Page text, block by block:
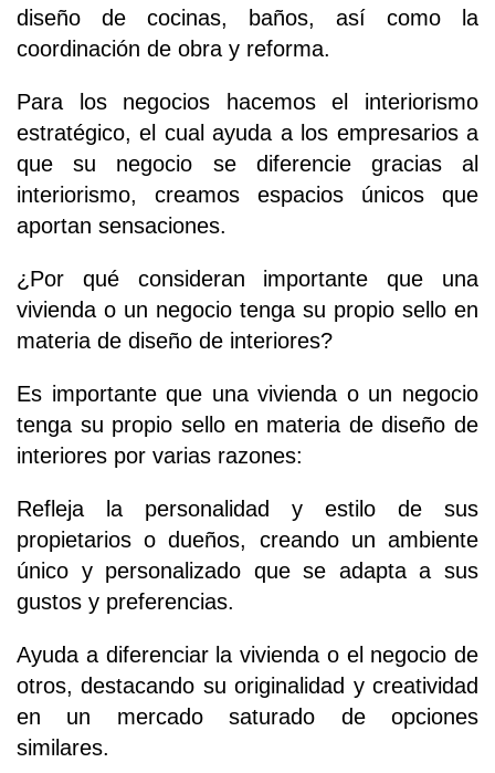
diseño de cocinas, baños, así como la
coordinación de obra y reforma.
Para los negocios hacemos el interiorismo
estratégico, el cual ayuda a los empresarios a
que su negocio se diferencie gracias al
interiorismo, creamos espacios únicos que
aportan sensaciones.
¿Por qué consideran importante que una
vivienda o un negocio tenga su propio sello en
materia de diseño de interiores?
Es importante que una vivienda o un negocio
tenga su propio sello en materia de diseño de
interiores por varias razones:
Refleja la personalidad y estilo de sus
propietarios o dueños, creando un ambiente
único y personalizado que se adapta a sus
gustos y preferencias.
Ayuda a diferenciar la vivienda o el negocio de
otros, destacando su originalidad y creatividad
en un mercado saturado de opciones
similares.